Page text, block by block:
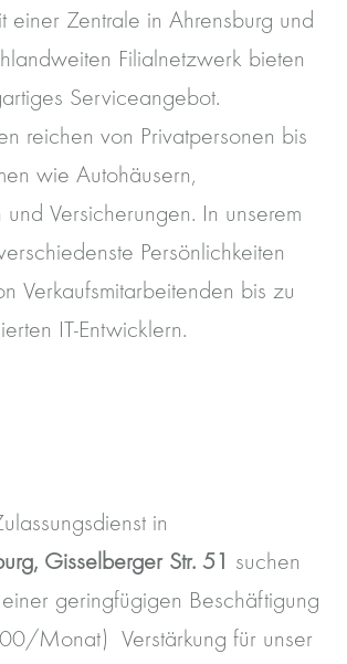
einer Zentrale in Ahrensburg und
Filialnetzwerk bieten
Serviceangebot.
reichen von Privatpersonen bis
wie Autohäusern,
und Versicherungen. In unserem
Persönlichkeiten
Verkaufsmitarbeitenden bis zu
IT-Entwicklern.
in
Gisselberger Str. 51 suchen
geringfügigen Beschäftigung
Monat) Verstärkung für unser